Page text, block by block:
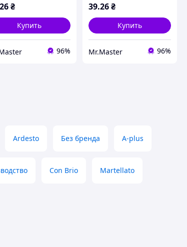
₴
Купить
96%
39.26₴
Купить
Mr.Master 96%
Ardesto Без бренда A-plus
Con Brio Martellato